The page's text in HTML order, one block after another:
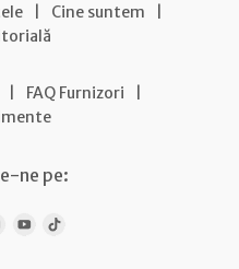
Cine suntem
FAQ Furnizori
ne pe: